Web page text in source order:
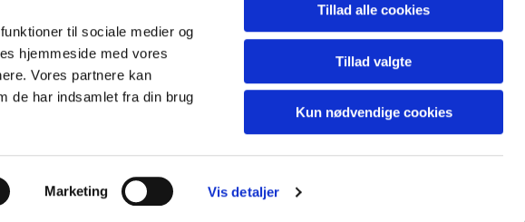
til sociale medier og
hjemmeside med vores
Vores partnere kan
de har indsamlet fra din brug
Marketing Vis detaljer
Tillad alle cookies
Tillad valgte
Kun nødvendige cookies